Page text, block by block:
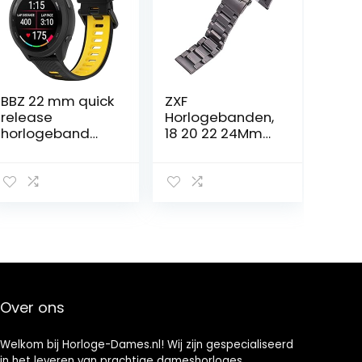
BBZ 22 mm quick
release
horlogeband
Forerunner 265
band
ZXF
Horlogebanden,
18 20 22 24Mm
Vrouwen
Deployment
Over ons
Welkom bij Horloge-Dames.nl! Wij zijn gespecialiseerd